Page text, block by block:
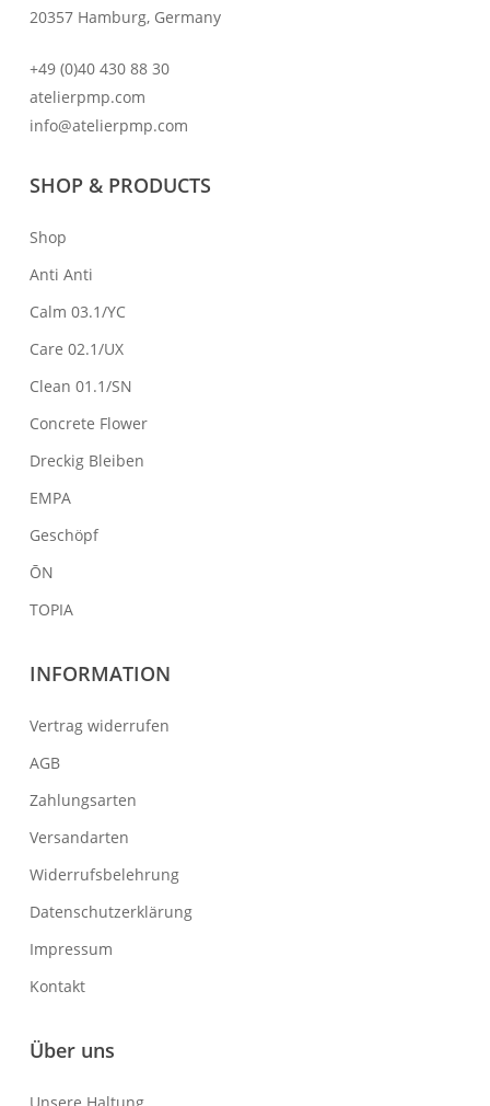
20357 Hamburg, Germany
+49 (0)40 430 88 30
atelierpmp.com
info@atelierpmp.com
SHOP & PRODUCTS
Shop
Anti Anti
Calm 03.1/YC
Care 02.1/UX
Clean 01.1/SN
Concrete Flower
Dreckig Bleiben
EMPA
Geschöpf
ŌN
TOPIA
INFORMATION
Vertrag widerrufen
AGB
Zahlungsarten
Versandarten
Widerrufsbelehrung
Datenschutzerklärung
Impressum
Kontakt
Über uns